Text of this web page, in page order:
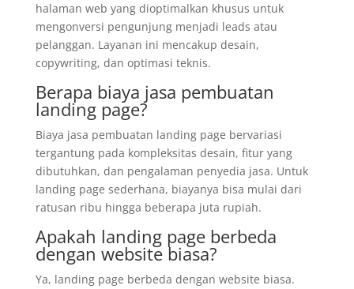
halaman web yang dioptimalkan khusus untuk
mengonversi pengunjung menjadi leads atau
pelanggan. Layanan ini mencakup desain,
copywriting, dan optimasi teknis.
Berapa biaya jasa pembuatan
landing page?
Biaya jasa pembuatan landing page bervariasi
tergantung pada kompleksitas desain, fitur yang
dibutuhkan, dan pengalaman penyedia jasa. Untuk
landing page sederhana, biayanya bisa mulai dari
ratusan ribu hingga beberapa juta rupiah.
Apakah landing page berbeda
dengan website biasa?
Ya, landing page berbeda dengan website biasa.